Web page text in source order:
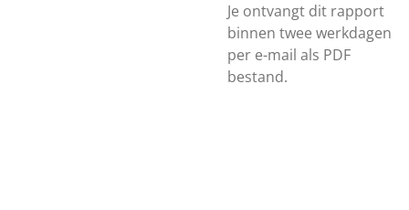
Je ontvangt dit rapport
binnen twee werkdagen
per e-mail als PDF
bestand.